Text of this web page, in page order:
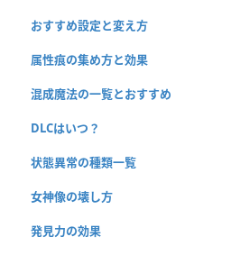
おすすめ設定と変え方
属性痕の集め方と効果
混成魔法の一覧とおすすめ
DLCはいつ？
状態異常の種類一覧
女神像の壊し方
発見力の効果